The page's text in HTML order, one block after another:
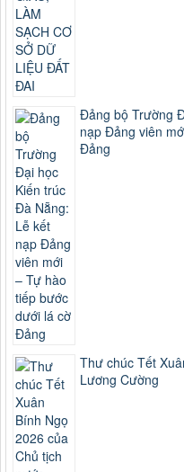
Đảng bộ Trường
nạp Đảng viên
Đảng
Thư chúc Tết
Lương Cường